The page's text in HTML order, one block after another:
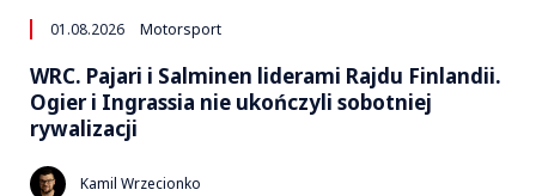
01.08.2026 Motorsport
WRC. Pajari i Salminen liderami Rajdu Finlandii.
Ogier i Ingrassia nie ukończyli sobotniej
rywalizacji
Kamil Wrzecionko